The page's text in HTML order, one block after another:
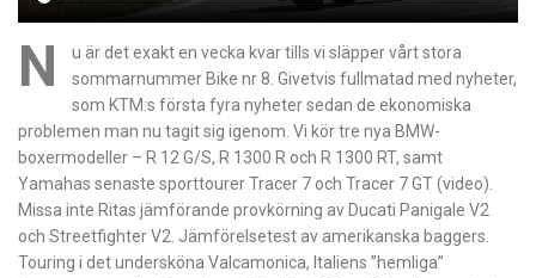
N
u är det exakt en vecka kvar tills vi släpper vårt stora
sommarnummer Bike nr 8. Givetvis fullmatad med nyheter,
som KTM:s första fyra nyheter sedan de ekonomiska
problemen man nu tagit sig igenom. Vi kör tre nya BMW-
boxermodeller – R 12 G/S, R 1300 R och R 1300 RT, samt
Yamahas senaste sporttourer Tracer 7 och Tracer 7 GT (video).
Missa inte Ritas jämförande provkörning av Ducati Panigale V2
och Streetfighter V2. Jämförelsetest av amerikanska baggers.
Touring i det undersköna Valcamonica, Italiens ”hemliga”